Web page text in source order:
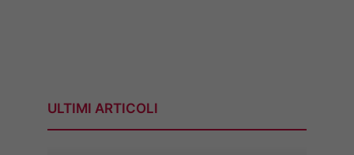
ULTIMI ARTICOLI